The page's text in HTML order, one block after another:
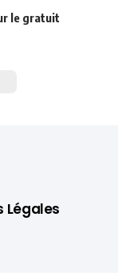
le gratuit
Légales